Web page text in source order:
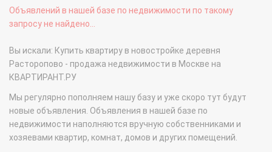
Объявлений в нашей базе по недвижимости по такому
запросу не найдено...
Вы искали: Купить квартиру в новостройке деревня
Расторопово - продажа недвижимости в Москве на
КВАРТИРАНТ.РУ
Мы регулярно пополняем нашу базу и уже скоро тут будут
новые объявления. Объявления в нашей базе по
недвижимости наполняются вручную собственниками и
хозяевами квартир, комнат, домов и других помещений.